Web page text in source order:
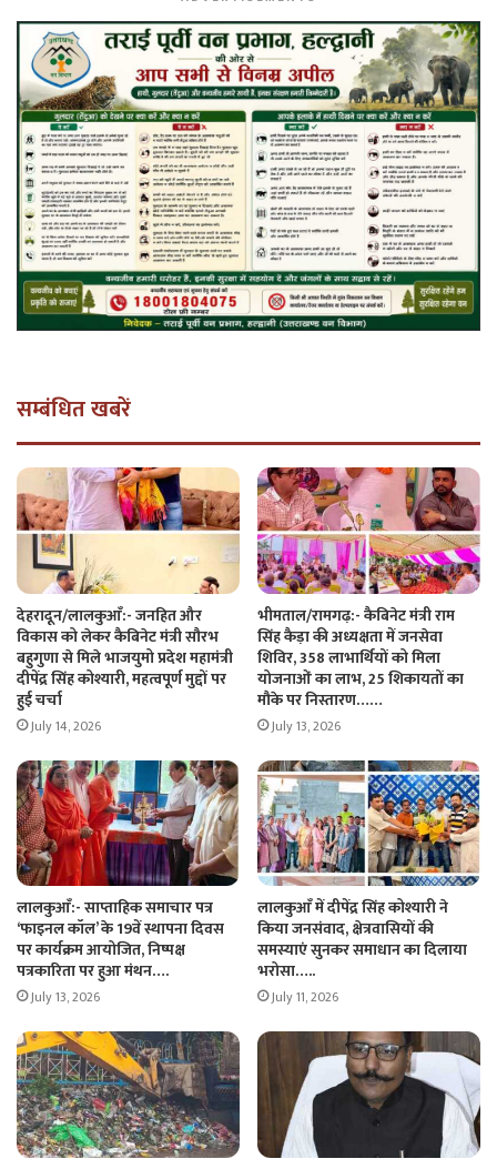
सम्बंधित खबरें
देहरादून/लालकुआँ:- जनहित और
विकास को लेकर कैबिनेट मंत्री सौरभ
बहुगुणा से मिले भाजयुमो प्रदेश महामंत्री
दीपेंद्र सिंह कोश्यारी, महत्वपूर्ण मुद्दों पर
हुई चर्चा
July 14, 2026
भीमताल/रामगढ़:- कैबिनेट मंत्री राम
सिंह कैड़ा की अध्यक्षता में जनसेवा
शिविर, 358 लाभार्थियों को मिला
योजनाओं का लाभ, 25 शिकायतों का
मौके पर निस्तारण……
July 13, 2026
लालकुआँ:- साप्ताहिक समाचार पत्र
‘फाइनल कॉल’ के 19वें स्थापना दिवस
पर कार्यक्रम आयोजित, निष्पक्ष
पत्रकारिता पर हुआ मंथन….
July 13, 2026
लालकुआँ में दीपेंद्र सिंह कोश्यारी ने
किया जनसंवाद, क्षेत्रवासियों की
समस्याएं सुनकर समाधान का दिलाया
भरोसा…..
July 11, 2026